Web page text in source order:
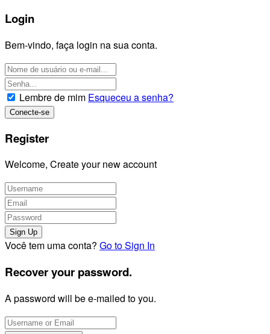
Login
Bem-vindo, faça login na sua conta.
Lembre de mim Esqueceu a senha?
Register
Welcome, Create your new account
Você tem uma conta? Go to Sign In
Recover your password.
A password will be e-mailed to you.